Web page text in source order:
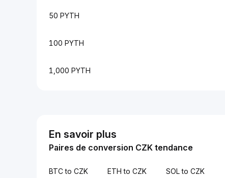
50 PYTH
100 PYTH
1,000 PYTH
En savoir plus
Paires de conversion CZK tendance
BTC to CZK ETH to CZK SOL to CZK